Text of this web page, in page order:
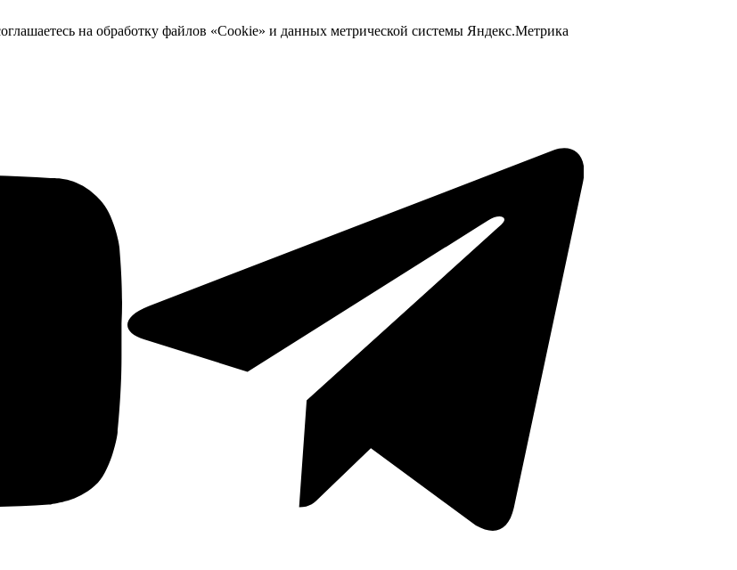
на обработку файлов «Cookie» и данных метрической системы Яндекс.Метрика